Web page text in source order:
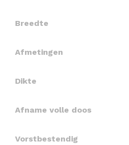
Breedte
Afmetingen
Dikte
Afname volle doos
Vorstbestendig